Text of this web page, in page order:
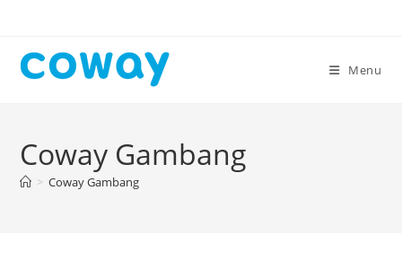
content
Menu
Coway Gambang
> Coway Gambang